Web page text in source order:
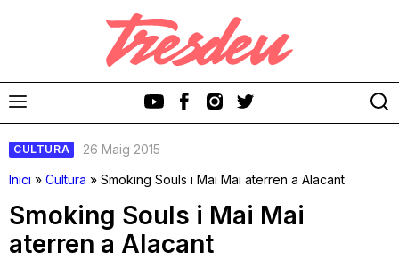
Discos
CULTURA
26 Maig 2015
Inici » Cultura » Smoking Souls i Mai Mai aterren a Alacant
Smoking Souls i Mai Mai
aterren a Alacant